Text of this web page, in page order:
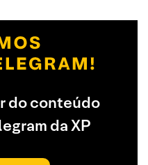
do conteúdo
da XP